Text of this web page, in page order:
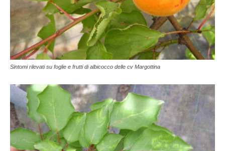
Sintomi rilevati su foglie e frutti di albicocco delle cv Margottina